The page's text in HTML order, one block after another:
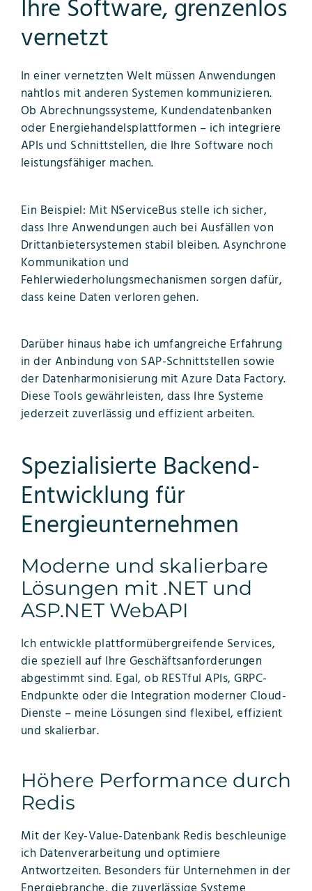
Ihre Software, grenzenlos
vernetzt
In einer vernetzten Welt müssen Anwendungen
nahtlos mit anderen Systemen kommunizieren.
Ob Abrechnungssysteme, Kundendatenbanken
oder Energiehandelsplattformen – ich integriere
APIs und Schnittstellen, die Ihre Software noch
leistungsfähiger machen.
Ein Beispiel: Mit NServiceBus stelle ich sicher,
dass Ihre Anwendungen auch bei Ausfällen von
Drittanbietersystemen stabil bleiben. Asynchrone
Kommunikation und
Fehlerwiederholungsmechanismen sorgen dafür,
dass keine Daten verloren gehen.
Darüber hinaus habe ich umfangreiche Erfahrung
in der Anbindung von SAP-Schnittstellen sowie
der Datenharmonisierung mit Azure Data Factory.
Diese Tools gewährleisten, dass Ihre Systeme
jederzeit zuverlässig und effizient arbeiten.
Spezialisierte Backend-
Entwicklung für
Energieunternehmen
Moderne und skalierbare
Lösungen mit .NET und
ASP.NET WebAPI
Ich entwickle plattformübergreifende Services,
die speziell auf Ihre Geschäftsanforderungen
abgestimmt sind. Egal, ob RESTful APIs, GRPC-
Endpunkte oder die Integration moderner Cloud-
Dienste – meine Lösungen sind flexibel, effizient
und skalierbar.
Höhere Performance durch
Redis
Mit der Key-Value-Datenbank Redis beschleunige
ich Datenverarbeitung und optimiere
Antwortzeiten. Besonders für Unternehmen in der